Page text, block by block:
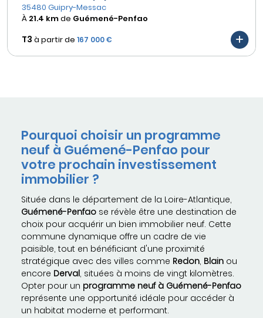
35480 Guipry-Messac
À 21.4 kmde Guémené-Penfao
T3 à partir de 167 000 €
Pourquoi choisir un programme
neuf à Guémené-Penfao pour
votre prochain investissement
immobilier ?
Située dans le département de la Loire-Atlantique,
Guémené-Penfao se révèle être une destination de
choix pour acquérir un bien immobilier neuf. Cette
commune dynamique offre un cadre de vie
paisible, tout en bénéficiant d'une proximité
stratégique avec des villes comme Redon, Blain ou
encore Derval, situées à moins de vingt kilomètres.
Opter pour un programme neuf à Guémené-Penfao
représente une opportunité idéale pour accéder à
un habitat moderne et performant.